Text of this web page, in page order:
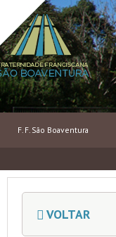
F. F. São Boaventura
VOLTAR